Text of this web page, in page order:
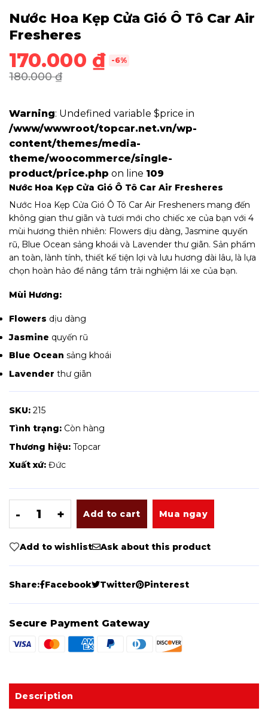
Nước Hoa Kẹp Cửa Gió Ô Tô Car Air
Fresheres
170.000 ₫ -6%
180.000₫
Warning: Undefined variable $price in
/www/wwwroot/topcar.net.vn/wp-
content/themes/media-
theme/woocommerce/single-
product/price.php on line 109
Nước Hoa Kẹp Cửa Gió Ô Tô Car Air Fresheres
Nước Hoa Kẹp Cửa Gió Ô Tô Car Air Fresheners mang đến
không gian thư giãn và tươi mới cho chiếc xe của bạn với 4
mùi hương thiên nhiên: Flowers dịu dàng, Jasmine quyến
rũ, Blue Ocean sảng khoái và Lavender thư giãn. Sản phẩm
an toàn, lành tính, thiết kế tiện lợi và lưu hương dài lâu, là lựa
chọn hoàn hảo để nâng tầm trải nghiệm lái xe của bạn.
Mùi Hương:
Flowers dịu dàng
Jasmine quyến rũ
Blue Ocean sảng khoái
Lavender thư giãn
SKU: 215
Tình trạng: Còn hàng
Thương hiệu: Topcar
Xuất xứ: Đức
Add to cart Mua ngay
Add to wishlist Ask about this product
Share: Facebook Twitter Pinterest
Secure Payment Gateway
Description